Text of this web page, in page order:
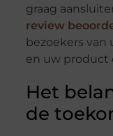
graag
review
bezoekers
en uw product
Het
de